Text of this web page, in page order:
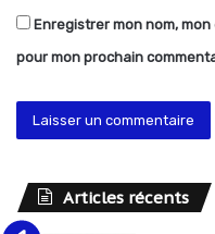
Enregistrer mon nom,
pour mon prochain
Articles récents